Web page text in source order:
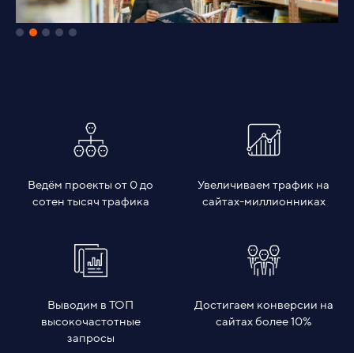
Ведём проекты от 0 до
сотен тысяч трафика
Увеличиваем трафик на
сайтах-миллионниках
Выводим в ТОП
высокочастотные
запросы
Достигаем конверсии на
сайтах более 10%